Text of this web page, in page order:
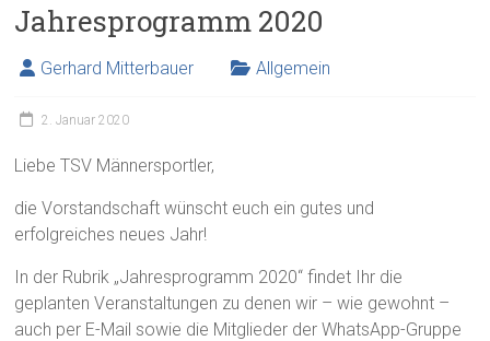
Jahresprogramm 2020
Gerhard Mitterbauer Allgemein
2. Januar 2020
Liebe TSV Männersportler,
die Vorstandschaft wünscht euch ein gutes und
erfolgreiches neues Jahr!
In der Rubrik „Jahresprogramm 2020“ findet Ihr die
geplanten Veranstaltungen zu denen wir – wie gewohnt –
auch per E-Mail sowie die Mitglieder der WhatsApp-Gruppe